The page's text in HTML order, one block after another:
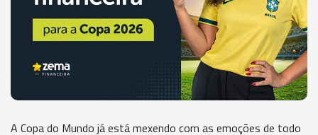
A Copa do Mundo já está mexendo com as emoções de todo